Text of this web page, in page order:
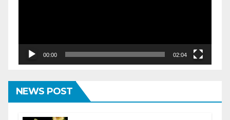
00:00 02:04
NEWS POST